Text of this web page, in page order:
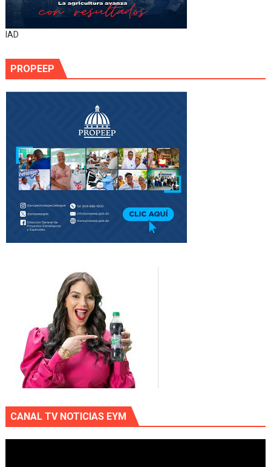
IAD
PROPEEP
CANAL TV NOTICIAS EYM